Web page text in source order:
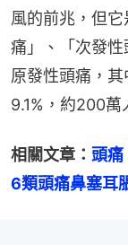
風的前兆，但
痛」、「次發
原發性頭痛，
9.1%，約200萬
相關文章： 頭痛
6類頭痛鼻塞耳